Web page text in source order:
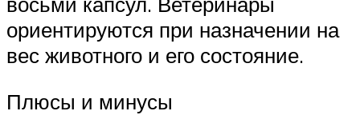
ориентируются при назначении на
вес животного и его состояние.
Плюсы и минусы